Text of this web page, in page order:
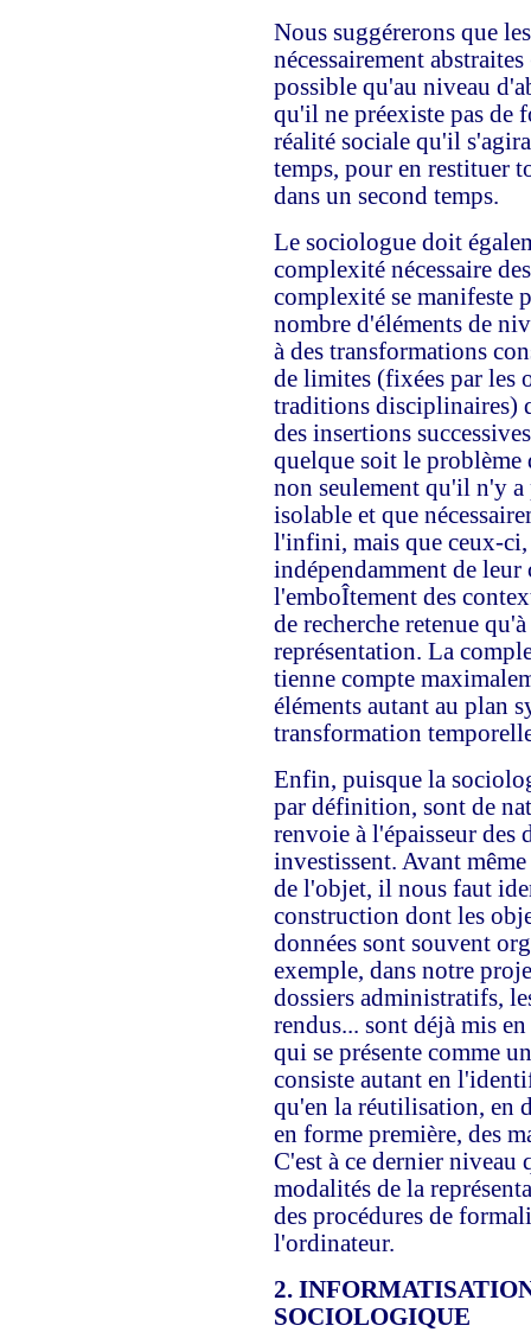
Nous suggérerons que
nécessairement
possible qu'au niveau
qu'il ne préexiste pas de
réalité sociale qu'il
temps, pour en restituer
dans un second temps.
Le sociologue doit
complexité nécessaire
complexité se manifeste
nombre d'éléments de
à des transformations
de limites (fixées par les
traditions disciplinaires)
des insertions
quelque soit le problème
non seulement qu'il n'y a
isolable et que
l'infini, mais que ceux-ci,
indépendamment de
l'emboÎtement des
de recherche retenue
représentation. La
tienne compte
éléments autant au plan
transformation
Enfin, puisque la
par définition, sont de
renvoie à l'épaisseur des
investissent. Avant
de l'objet, il nous faut
construction dont les
données sont souvent
exemple, dans notre
dossiers administratifs,
rendus... sont déjà mis
qui se présente comme
consiste autant en
qu'en la réutilisation, en
en forme première, des
C'est à ce dernier niveau
modalités de la
des procédures de
l'ordinateur.
2.
SOCIOLOGIQUE